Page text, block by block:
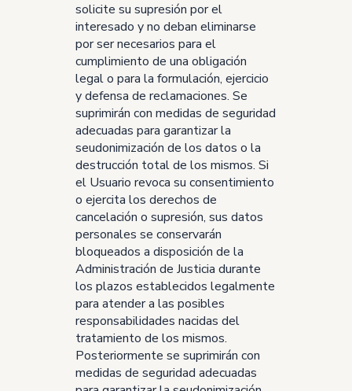
solicite su supresión por el
interesado y no deban eliminarse
por ser necesarios para el
cumplimiento de una obligación
legal o para la formulación, ejercicio
y defensa de reclamaciones. Se
suprimirán con medidas de seguridad
adecuadas para garantizar la
seudonimización de los datos o la
destrucción total de los mismos. Si
el Usuario revoca su consentimiento
o ejercita los derechos de
cancelación o supresión, sus datos
personales se conservarán
bloqueados a disposición de la
Administración de Justicia durante
los plazos establecidos legalmente
para atender a las posibles
responsabilidades nacidas del
tratamiento de los mismos.
Posteriormente se suprimirán con
medidas de seguridad adecuadas